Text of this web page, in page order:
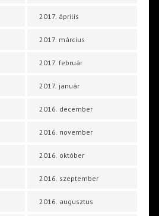
2017. április
2017. március
2017. február
2017. január
2016. december
2016. november
2016. október
2016. szeptember
2016. augusztus